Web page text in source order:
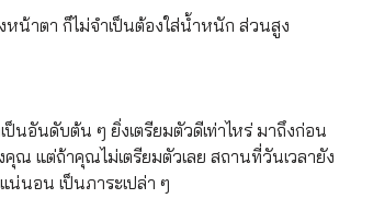
น้าตา ก็ไม่จำเป็นต้องใส่น้ำหนัก ส่วนสูง
นอันดับต้น ๆ ยิ่งเตรียมตัวดีเท่าไหร่ มาถึงก่อน
คุณ แต่ถ้าคุณไม่เตรียมตัวเลย สถานที่วันเวลายัง
น่นอน เป็นภาระเปล่า ๆ